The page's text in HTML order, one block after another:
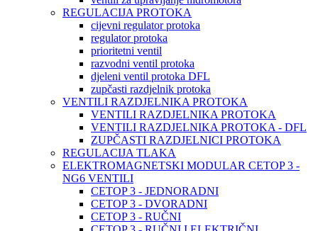
REGULACIJA PROTOKA
cijevni regulator protoka
regulator protoka
prioritetni ventil
razvodni ventil protoka
djeleni ventil protoka DFL
zupčasti razdjelnik protoka
VENTILI RAZDJELNIKA PROTOKA
VENTILI RAZDJELNIKA PROTOKA
VENTILI RAZDJELNIKA PROTOKA - DFL
ZUPČASTI RAZDJELNICI PROTOKA
REGULACIJA TLAKA
ELEKTROMAGNETSKI MODULAR CETOP 3 -
NG6 VENTILI
CETOP 3 - JEDNORADNI
CETOP 3 - DVORADNI
CETOP 3 - RUČNI